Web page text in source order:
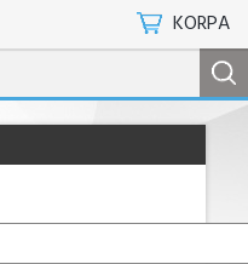
KORPA